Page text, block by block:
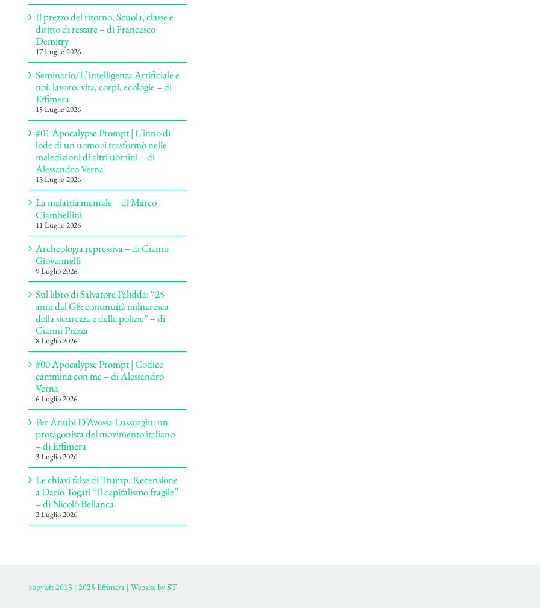
Il prezzo del ritorno. Scuola, classe e
diritto di restare – di Francesco
Demitry
17 Luglio 2026
Seminario/L’Intelligenza Artificiale e
noi: lavoro, vita, corpi, ecologie – di
Effimera
15 Luglio 2026
#01 Apocalypse Prompt | L’inno di
lode di un uomo si trasformò nelle
maledizioni di altri uomini – di
Alessandro Verna
13 Luglio 2026
La malattia mentale – di Marco
Ciambellini
11 Luglio 2026
Archeologia repressiva – di Gianni
Giovannelli
9 Luglio 2026
Sul libro di Salvatore Palidda: “25
anni dal G8: continuità militaresca
della sicurezza e delle polizie” – di
Gianni Piazza
8 Luglio 2026
#00 Apocalypse Prompt | Codice
cammina con me – di Alessandro
Verna
6 Luglio 2026
Per Anubi D’Avossa Lussurgiu: un
protagonista del movimento italiano
– di Effimera
3 Luglio 2026
Le chiavi false di Trump. Recensione
a Dario Togati “Il capitalismo fragile”
– di Nicolò Bellanca
2 Luglio 2026
ɔopyleft 2013 | 2025 Effimera | Website byST